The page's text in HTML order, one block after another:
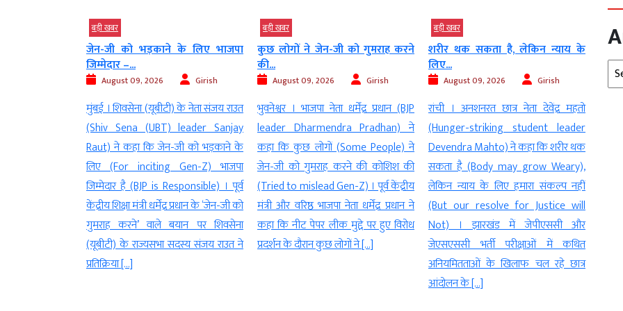
बड़ी खबर
कुछ लोगों ने जेन-जी को गुमराह करने
की...
August 09, 2026 Girish
भुवनेश्वर । भाजपा नेता धर्मेंद्र प्रधान (BJP
leader Dharmendra Pradhan) ने
कहा कि कुछ लोगों (Some People) ने
जेन-जी को गुमराह करने की कोशिश की
(Tried to mislead Gen-Z) । पूर्व केंद्रीय
मंत्री और वरिष्ठ भाजपा नेता धर्मेंद्र प्रधान ने
कहा कि नीट पेपर लीक मुद्दे पर हुए विरोध
प्रदर्शन के दौरान कुछ लोगों ने […]
बड़ी खबर
शरीर थक सकता है, लेकिन न्याय के
लिए...
August 09, 2026 Girish
रांची । अनशनरत छात्र नेता देवेंद्र महतो
(Hunger-striking student leader
Devendra Mahto) ने कहा कि शरीर थक
सकता है (Body may grow Weary),
लेकिन न्याय के लिए हमारा संकल्प नहीं
(But our resolve for Justice will
Not) । झारखंड में जेपीएससी और
जेएसएससी भर्ती परीक्षाओं में कथित
बड़ी खबर
बिहार सरकार गुणवत्तापूर्ण शिक्षा, बेहतर
परीक्षा व्यवस्था और...
August 09, 2026 Girish
पटना । मुख्यमंत्री सम्राट चौधरी (Chief
Minister Samrat Choudhary) ने कहा
कि बिहार सरकार (Bihar Government)
गुणवत्तापूर्ण शिक्षा, बेहतर परीक्षा व्यवस्था और
छात्रों के उज्ज्वल भविष्य के लिए (To
Quality Education, an improved
Examination System and Bright
Future of Students) प्रतिबद्ध है (Is
Committed) । बिहार के मुख्यमंत्री सम्राट
चौधरी ने राज्य की शिक्षा व्यवस्था […]
बड़ी
‘हर